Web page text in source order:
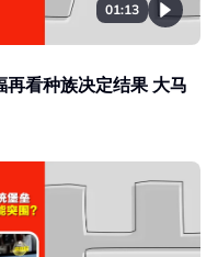
01:13
看种族决定结果 大马